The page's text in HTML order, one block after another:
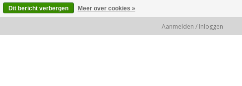
Aanmelden / Inloggen
Dit bericht verbergen Meer over cookies »